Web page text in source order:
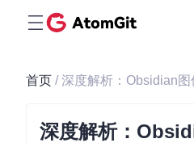
首页 / 深度解析：Obsidian
深度解析：